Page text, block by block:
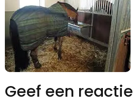
Geef een reactie